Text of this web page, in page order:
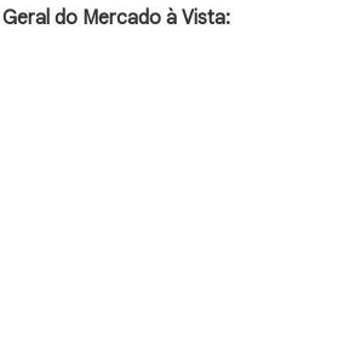
do Mercado à Vista: